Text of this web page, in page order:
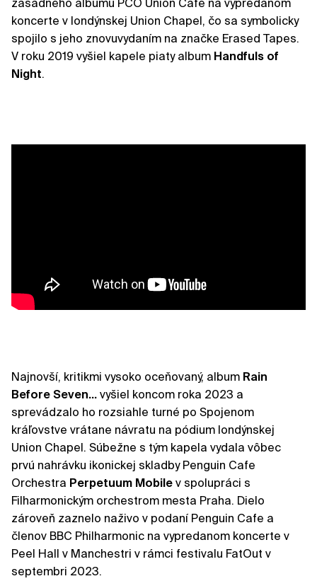
zásadného albumu PCO Union Cafe na vypredanom
koncerte v londýnskej Union Chapel, čo sa symbolicky
spojilo s jeho znovuvydaním na značke Erased Tapes.
V roku 2019 vyšiel kapele piaty album Handfuls of
Night.
Najnovší, kritikmi vysoko oceňovaný, album Rain
Before Seven… vyšiel koncom roka 2023 a
sprevádzalo ho rozsiahle turné po Spojenom
kráľovstve vrátane návratu na pódium londýnskej
Union Chapel. Súbežne s tým kapela vydala vôbec
prvú nahrávku ikonickej skladby Penguin Cafe
Orchestra Perpetuum Mobile v spolupráci s
Filharmonickým orchestrom mesta Praha. Dielo
zároveň zaznelo naživo v podaní Penguin Cafe a
členov BBC Philharmonic na vypredanom koncerte v
Peel Hall v Manchestri v rámci festivalu FatOut v
septembri 2023.